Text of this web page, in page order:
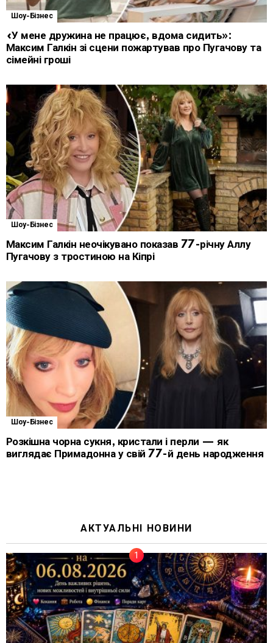
Шоу-Бізнес
«У мене дружина не працює, вдома сидить»:
Максим Галкін зі сцени пожартував про Пугачову та
сімейні гроші
Шоу-Бізнес
Максим Галкін неочікувано показав 77-річну Аллу
Пугачову з тростиною на Кіпрі
Шоу-Бізнес
Розкішна чорна сукня, кристали і перли — як
виглядає Примадонна у свій 77-й день народження
АКТУАЛЬНІ НОВИНИ